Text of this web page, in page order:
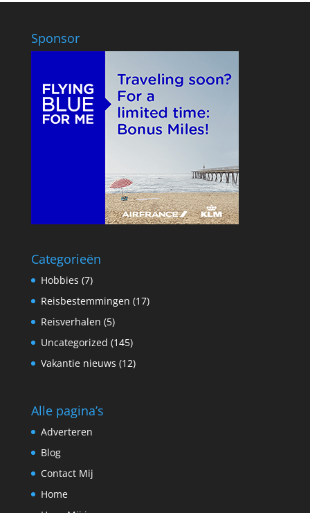
Sponsor
Categorieën
Hobbies (7)
Reisbestemmingen (17)
Reisverhalen (5)
Uncategorized (145)
Vakantie nieuws (12)
Alle pagina’s
Adverteren
Blog
Contact Mij
Home